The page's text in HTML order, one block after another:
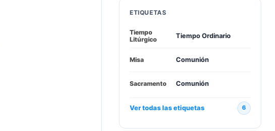
ETIQUETAS
Tiempo
Litúrgico
Tiempo Ordinario
Misa Comunión
Sacramento Comunión
Ver todas las etiquetas 6